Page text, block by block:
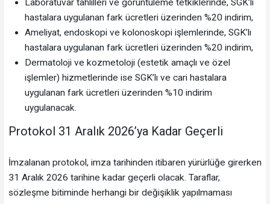
Laboratuvar tahlilleri ve görüntüleme tetkiklerinde, SGK’lı
hastalara uygulanan fark ücretleri üzerinden %20 indirim,
Ameliyat, endoskopi ve kolonoskopi işlemlerinde, SGK’lı
hastalara uygulanan fark ücretleri üzerinden %20 indirim,
Dermatoloji ve kozmetoloji (estetik amaçlı ve özel
işlemler) hizmetlerinde ise SGK’lı ve cari hastalara
uygulanan fark ücretleri üzerinden %10 indirim
uygulanacak.
Protokol 31 Aralık 2026’ya Kadar Geçerli
İmzalanan protokol, imza tarihinden itibaren yürürlüğe girerken
31 Aralık 2026 tarihine kadar geçerli olacak. Taraflar,
sözleşme bitiminde herhangi bir değişiklik yapılmaması